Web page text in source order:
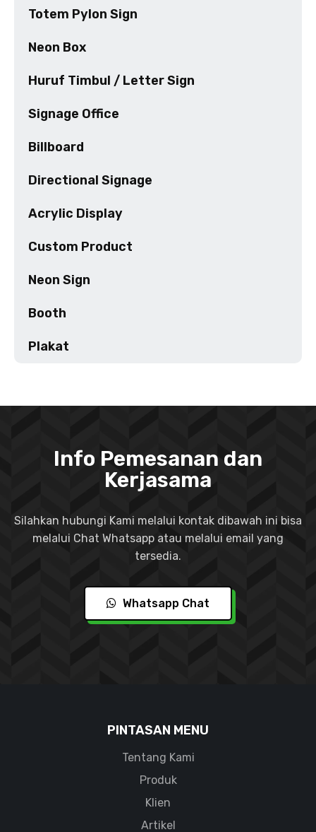
Totem Pylon Sign
Neon Box
Huruf Timbul / Letter Sign
Signage Office
Billboard
Directional Signage
Acrylic Display
Custom Product
Neon Sign
Booth
Plakat
Info Pemesanan dan
Kerjasama
Silahkan hubungi Kami melalui kontak dibawah ini bisa
melalui Chat Whatsapp atau melalui email yang
tersedia.
Whatsapp Chat
PINTASAN MENU
Tentang Kami
Produk
Klien
Artikel